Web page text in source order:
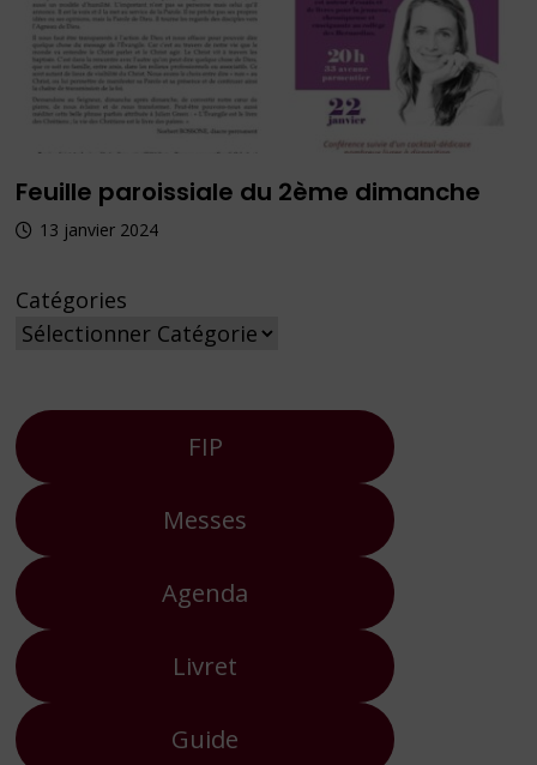
Feuille paroissiale du 2ème dimanche
13 janvier 2024
Catégories
FIP
Messes
Agenda
Livret
Guide